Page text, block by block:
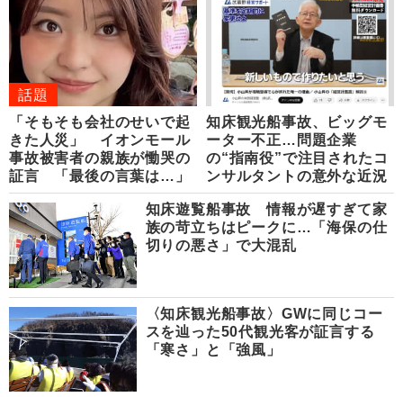
話題
「そもそも会社のせいで起
きた人災」 イオンモール
事故被害者の親族が慟哭の
証言 「最後の言葉は…」
知床観光船事故、ビッグモ
ーター不正…問題企業
の“指南役”で注目されたコ
ンサルタントの意外な近況
知床遊覧船事故 情報が遅すぎて家
族の苛立ちはピークに…「海保の仕
切りの悪さ」で大混乱
〈知床観光船事故〉GWに同じコー
スを辿った50代観光客が証言する
「寒さ」と「強風」